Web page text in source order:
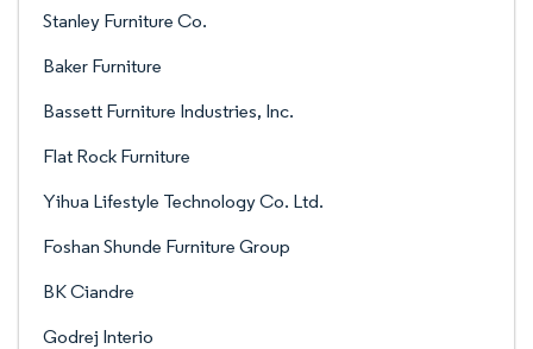
Stanley Furniture Co.
Baker Furniture
Bassett Furniture Industries, Inc.
Flat Rock Furniture
Yihua Lifestyle Technology Co. Ltd.
Foshan Shunde Furniture Group
BK Ciandre
Godrej Interio